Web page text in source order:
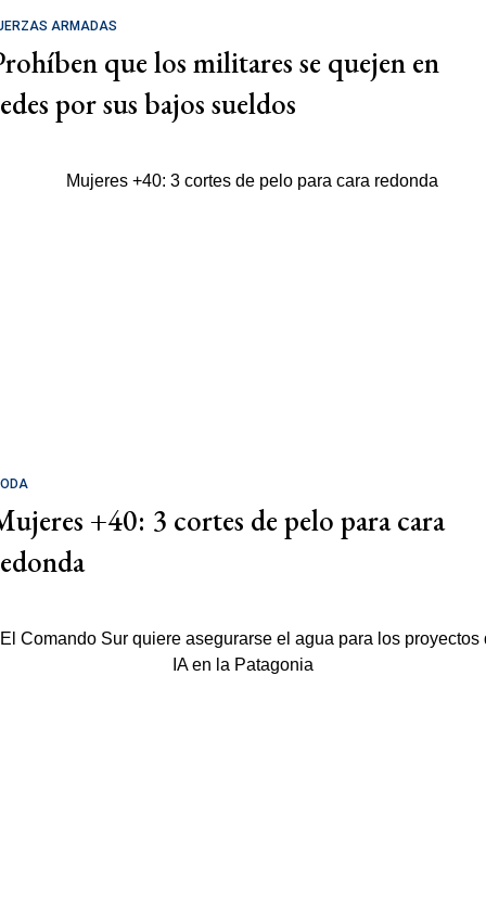
ARMADAS
que los militares se quejen en
por sus bajos sueldos
+40: 3 cortes de pelo para cara